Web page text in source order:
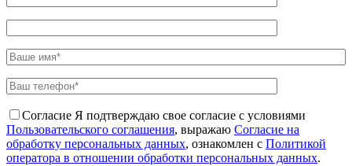
Согласие Я подтверждаю свое согласие с условиями
Пользовательского соглашения, выражаю Согласие на
обработку персональных данных, ознакомлен с Политикой
оператора в отношении обработки персональных данных.